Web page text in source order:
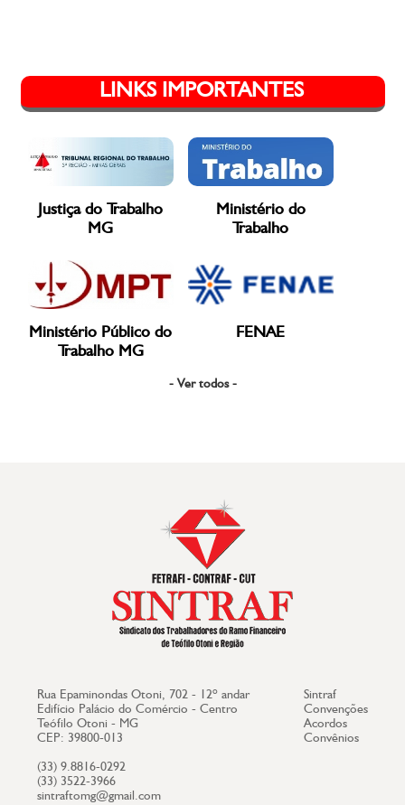
LINKS IMPORTANTES
Justiça do Trabalho
MG
Ministério do
Trabalho
Ministério Público do
Trabalho MG
FENAE
- Ver todos -
Rua Epaminondas Otoni, 702 - 12º andar
Edifício Palácio do Comércio - Centro
Teófilo Otoni - MG
CEP: 39800-013
(33) 9.8816-0292
(33) 3522-3966
sintraftomg@gmail.com
Sintraf
Convenções
Acordos
Convênios